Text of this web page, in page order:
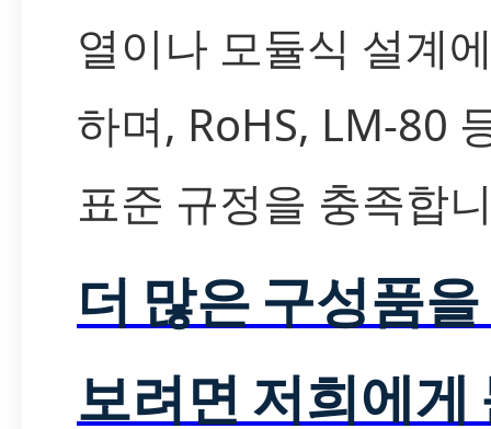
열이나 모듈식 설계
하며, RoHS, LM-80
표준 규정을 충족합
더 많은 구성품
보려면 저희에게